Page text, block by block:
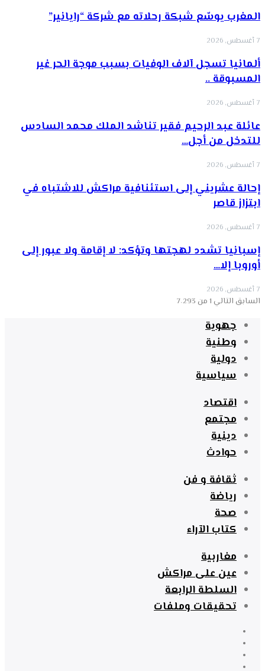
المغرب يوسّع شبكة رحلاته مع شركة “رايانير”
7 أغسطس, 2026
ألمانيا تسجل آلاف الوفيات بسبب موجة الحر غير
المسبوقة ..
7 أغسطس, 2026
عائلة عبد الرحيم فقير تناشد الملك محمد السادس
للتدخل من أجل…
7 أغسطس, 2026
إحالة عشريني إلى استئنافية مراكش للاشتباه في
ابتزاز قاصر
7 أغسطس, 2026
إسبانيا تشدد لهجتها وتؤكد: لا إقامة ولا عبور إلى
أوروبا إلا…
7 أغسطس, 2026
السابق التالي 1 من 7٬293
جهوية
وطنية
دولية
سياسية
اقتصاد
مجتمع
دينية
حوادث
ثقافة و فن
رياضة
صحة
كتاب الآراء
مغاربية
عين على مراكش
السلطة الرابعة
تحقيقات وملفات